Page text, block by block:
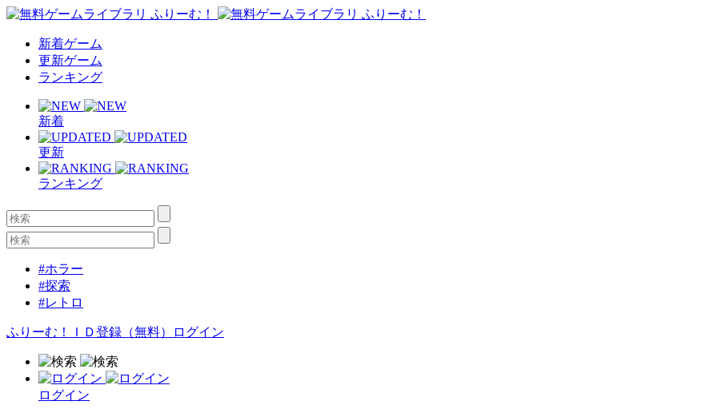
新着ゲーム
更新ゲーム
ランキング
新着
更新
ランキング
#ホラー
#探索
#レトロ
ふりーむ！ＩＤ登録（無料） ログイン
ログイン